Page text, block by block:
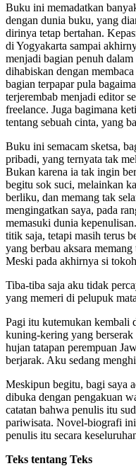
Buku ini memadatkan
dengan dunia buku, yang
dirinya tetap bertahan.
di Yogyakarta sampai
menjadi bagian penuh
dihabiskan dengan
bagian terpapar pula
terjerembab menjadi editor
freelance. Juga bagimana
tentang sebuah cinta, yang
Buku ini semacam sketsa,
pribadi, yang ternyata tak
Bukan karena ia tak ingin
begitu sok suci, melainkan
berliku, dan memang tak
mengingatkan saya, pada
memasuki dunia
titik saja, tetapi masih terus
yang berbau aksara
Meski pada akhirnya si
Tiba-tiba saja aku tidak
yang memeri di pelupuk
Pagi itu kutemukan kembali
kuning-kering yang
hujan tatapan perempuan
berjarak. Aku sedang
Meskipun begitu, bagi saya
dibuka dengan pengakuan
catatan bahwa penulis itu
pariwisata. Novel-biografi
penulis itu secara
Teks tentang Teks